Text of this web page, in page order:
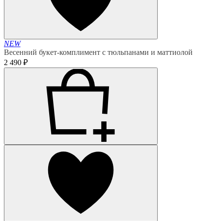
NEW
Весенний букет-комплимент с тюльпанами и маттиолой
2 490 ₽